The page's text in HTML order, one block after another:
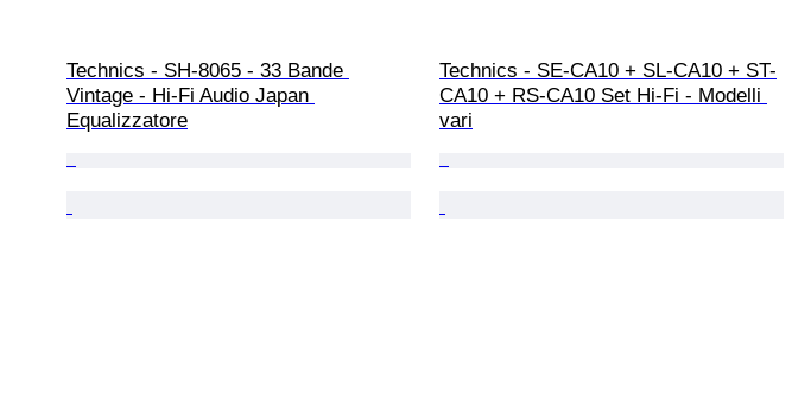
Technics - SH-8065 - 33 Bande
Vintage - Hi-Fi Audio Japan
Equalizzatore
Technics - SE-CA10 + SL-CA10 + ST-
CA10 + RS-CA10 Set Hi-Fi - Modelli
vari